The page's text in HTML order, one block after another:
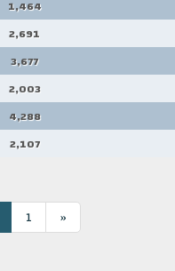
1,464
2,691
3,677
2,003
4,288
2,107
«
1